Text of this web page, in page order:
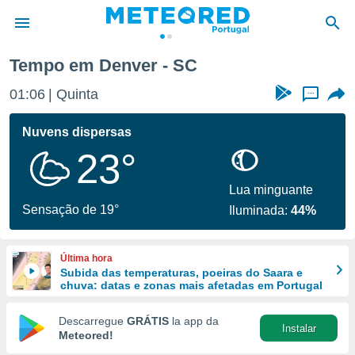
da
foi
fornecidas
a este
das
e
forma
digital
Tempo em Denver - SC
01:06 Quinta ...
Nuvens dispersas
23°
Sensação de 19°
Lua minguante
Iluminada:44%
Última hora
Subida das temperaturas, poeiras do Saara e
chuva: datas e zonas mais afetadas em Portugal
Descarregue GRÁTIS la app da
Meteored!
Instalar